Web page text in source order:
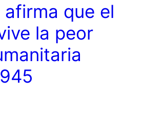
afirma que el
la peor